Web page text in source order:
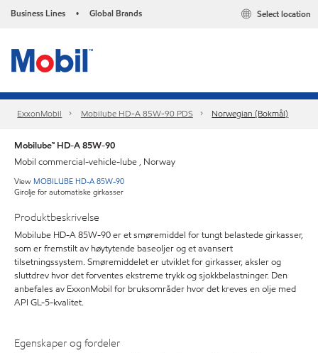
Business Lines • Global Brands Select location
ExxonMobil Mobilube HD-A 85W-90 PDS Norwegian (Bokmål)
Mobilube™ HD-A 85W-90
Mobil commercial-vehicle-lube , Norway
View MOBILUBE HD-A 85W-90
Girolje for automatiske girkasser
Produktbeskrivelse
Mobilube HD-A 85W-90 er et smøremiddel for tungt belastede girkasser,
som er fremstilt av høytytende baseoljer og et avansert
tilsetningssystem. Smøremiddelet er utviklet for girkasser, aksler og
sluttdrev hvor det forventes ekstreme trykk og sjokkbelastninger. Den
anbefales av ExxonMobil for bruksområder hvor det kreves en olje med
API GL-5-kvalitet.
Egenskaper og fordeler